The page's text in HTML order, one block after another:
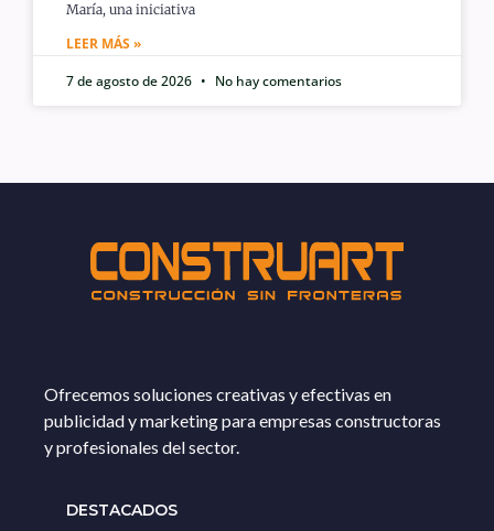
María, una iniciativa
LEER MÁS »
7 de agosto de 2026
No hay comentarios
Ofrecemos soluciones creativas y efectivas en
publicidad y marketing para empresas constructoras
y profesionales del sector.
DESTACADOS